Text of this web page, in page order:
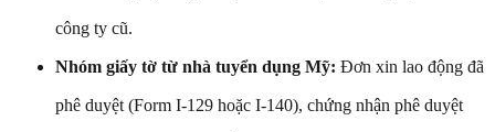
công ty cũ.
Nhóm giấy tờ từ nhà tuyển dụng Mỹ: Đơn xin lao động đã
phê duyệt (Form I-129 hoặc I-140), chứng nhận phê duyệt